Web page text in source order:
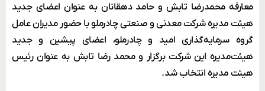
معارفه محمدرضا تابش و حامد دهقانان به عنوان اعضای جدید
هیئت ‌مدیره شرکت معدنی و صنعتی چادرملو با حضور مدیران عامل
گروه سرمایه‌گذاری امید و چادرملو، اعضای پیشین و جدید
هیئت‌مدیره این شرکت برگزار و محمد رضا تابش به عنوان رئیس
هیئت مدیره انتخاب شد.